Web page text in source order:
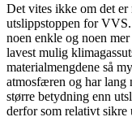
Det vites ikke om det er
utslippstoppen for VVS.
noen enkle og noen
lavest mulig
materialmengdene så
atmosfæren og har lang
større betydning enn
derfor som relativt sikre